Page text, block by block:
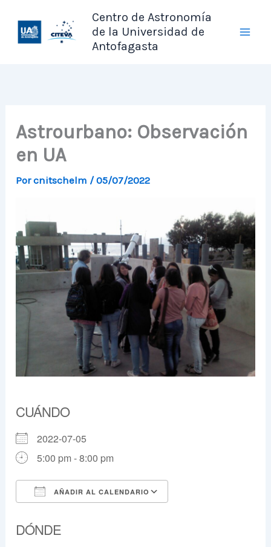
contenido
Centro de Astronomía
de la Universidad de
Antofagasta
Astrourbano: Observación
en UA
Porcnitschelm /05/07/2022
CUÁNDO
2022-07-05
5:00 pm - 8:00 pm
AÑADIR AL CALENDARIO
DÓNDE